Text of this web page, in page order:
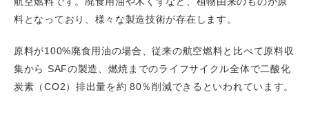
料となっており、様々な製造技術が存在します。
原料が100%廃食用油の場合、従来の航空燃料と比べて原料収
集から SAFの製造、燃焼までのライフサイクル全体で二酸化
炭素（CO2）排出量を約 80％削減できるといわれています。